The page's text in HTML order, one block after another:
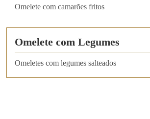
Omelete com camarões fritos
Omelete com Legumes
Omeletes com legumes salteados